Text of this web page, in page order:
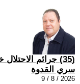
(35) جرائم الاحتلال خلال حرب الإبادة
سري القدوة
2026 / 8 / 9